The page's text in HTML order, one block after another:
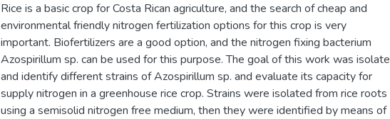
Rice is a basic crop for Costa Rican agriculture, and the search of cheap and
environmental friendly nitrogen fertilization options for this crop is very
important. Biofertilizers are a good option, and the nitrogen fixing bacterium
Azospirillum sp. can be used for this purpose. The goal of this work was isolate
and identify different strains of Azospirillum sp. and evaluate its capacity for
supply nitrogen in a greenhouse rice crop. Strains were isolated from rice roots
using a semisolid nitrogen free medium, then they were identified by means of